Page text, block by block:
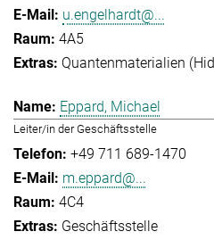
u.engelhardt@...
4A5
Quantenmaterialien
Eppard, Michael
Leiter/in der Geschäftsstelle
+49 711 689-1470
m.eppard@...
4C4
Geschäftsstelle